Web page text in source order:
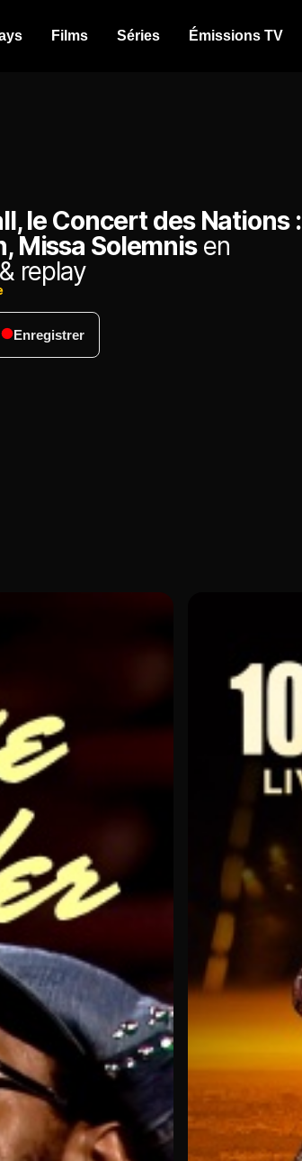
Films Séries Émissions TV
le Concert des Nations :
Missa Solemnisen
replay
Enregistrer